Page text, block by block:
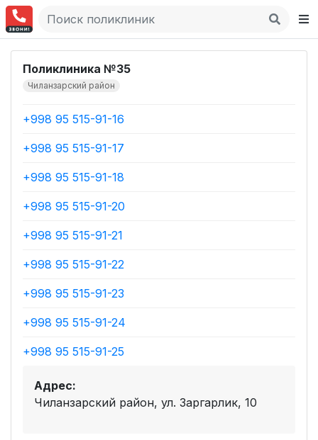
Поликлиника №35
Чиланзарский район
+998 95 515-91-16
+998 95 515-91-17
+998 95 515-91-18
+998 95 515-91-20
+998 95 515-91-21
+998 95 515-91-22
+998 95 515-91-23
+998 95 515-91-24
+998 95 515-91-25
Адрес:
Чиланзарский район, ул. Заргарлик, 10